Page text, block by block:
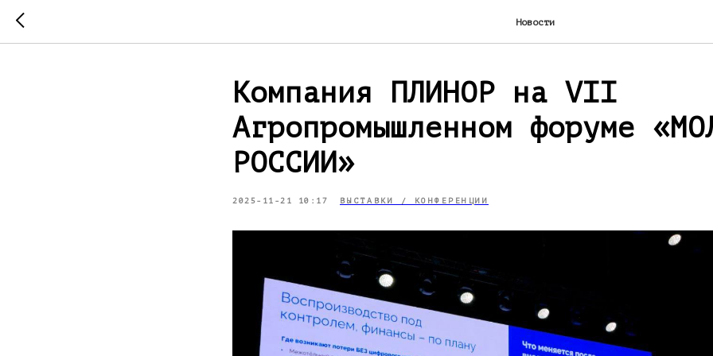
Новости
Компания ПЛИНОР на VII
Агропромышленном форуме
РОССИИ»
2025-11-21 10:17 ВЫСТАВКИ / КОНФЕРЕНЦИИ